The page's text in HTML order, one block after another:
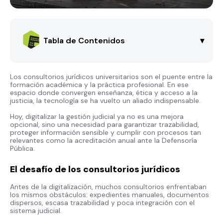
Tabla de Contenidos ▾
Los consultorios jurídicos universitarios son el puente entre la
formación académica y la práctica profesional. En ese
espacio donde convergen enseñanza, ética y acceso a la
justicia, la tecnología se ha vuelto un aliado indispensable.
Hoy, digitalizar la gestión judicial ya no es una mejora
opcional, sino una necesidad para garantizar trazabilidad,
proteger información sensible y cumplir con procesos tan
relevantes como la acreditación anual ante la Defensoría
Pública.
El desafío de los consultorios jurídicos
Antes de la digitalización, muchos consultorios enfrentaban
los mismos obstáculos: expedientes manuales, documentos
dispersos, escasa trazabilidad y poca integración con el
sistema judicial.